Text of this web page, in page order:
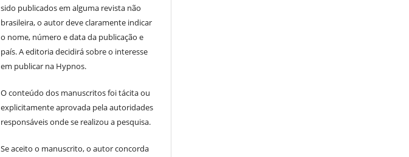
sido publicados em alguma revista não
brasileira, o autor deve claramente indicar
o nome, número e data da publicação e
país. A editoria decidirá sobre o interesse
em publicar na Hypnos.
O conteúdo dos manuscritos foi tácita ou
explicitamente aprovada pela autoridades
responsáveis onde se realizou a pesquisa.
Se aceito o manuscrito, o autor concorda